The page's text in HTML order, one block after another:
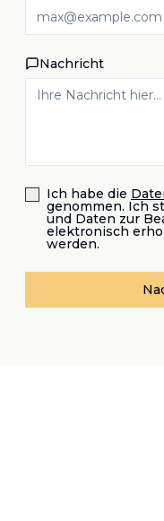
Nachricht
Ich habe die
genommen. Ich
und Daten zur
elektronisch
werden.